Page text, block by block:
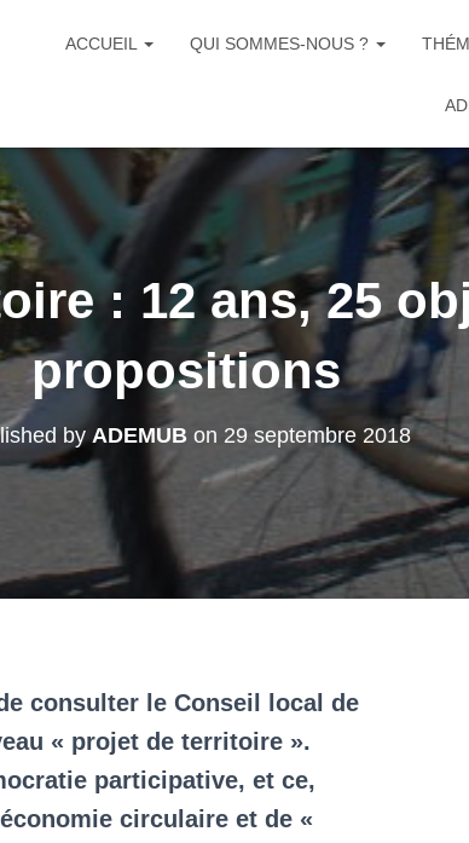
ACCUEIL QUI SOMMES-NOUS ?
: 12 ans, 25
propositions
by ADEMUB on 29 septembre 2018
consulter le Conseil local de
« projet de territoire ».
participative, et ce,
circulaire et de «